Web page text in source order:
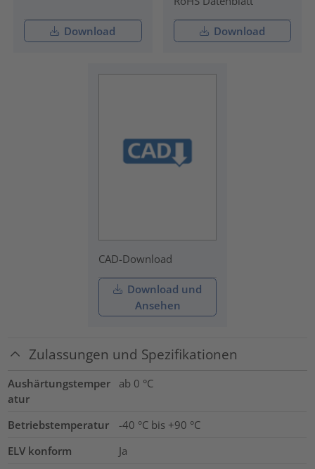
Download Download
CAD-Download
Download und
Ansehen
Zulassungen und Spezifikationen
Aushärtungstemper
atur
ab 0 °C
Betriebstemperatur
-40 °C bis +90 °C
ELV konform
Ja